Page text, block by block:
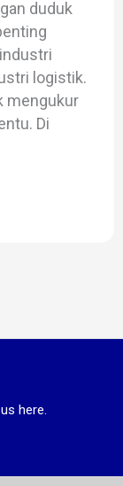
duduk
logistik.
mengukur
Di
here.